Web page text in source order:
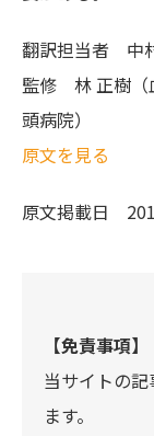
翻訳担当者 中
監修 林 正樹
頭病院）
原文を見る
原文掲載日
【免責事項】
当サイトの
ます。